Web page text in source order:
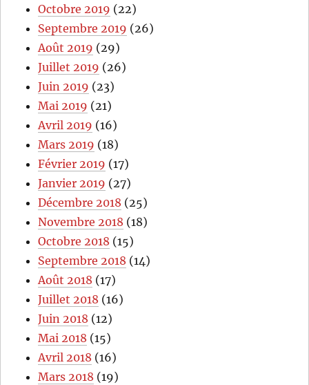
Octobre 2019 (22)
Septembre 2019 (26)
Août 2019 (29)
Juillet 2019 (26)
Juin 2019 (23)
Mai 2019 (21)
Avril 2019 (16)
Mars 2019 (18)
Février 2019 (17)
Janvier 2019 (27)
Décembre 2018 (25)
Novembre 2018 (18)
Octobre 2018 (15)
Septembre 2018 (14)
Août 2018 (17)
Juillet 2018 (16)
Juin 2018 (12)
Mai 2018 (15)
Avril 2018 (16)
Mars 2018 (19)